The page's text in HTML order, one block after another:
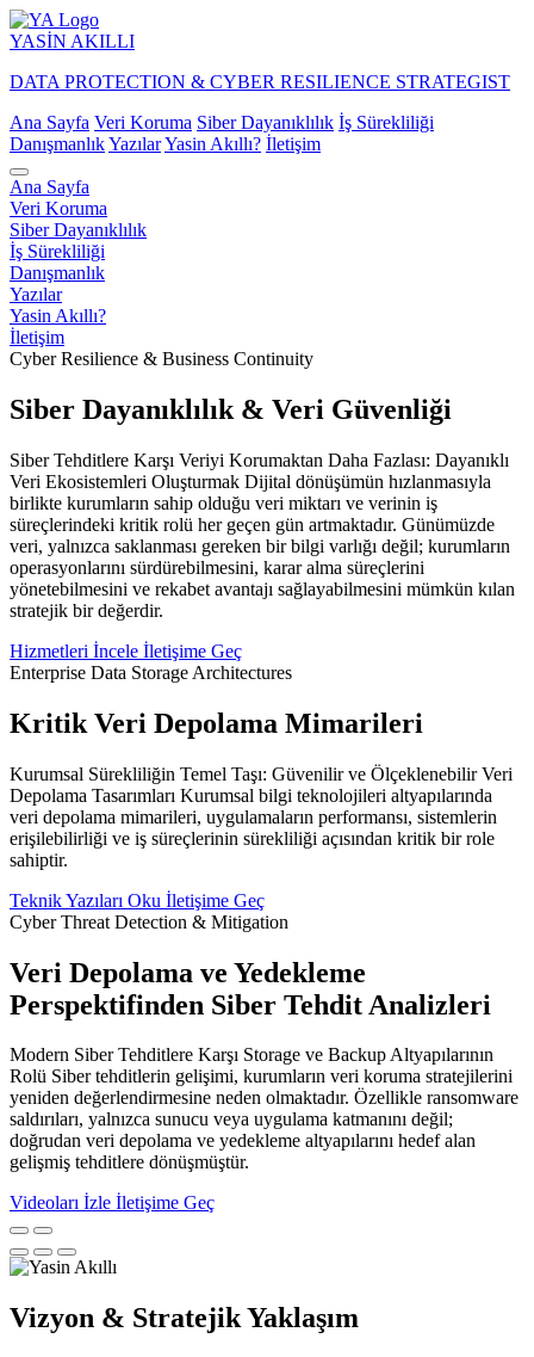
YASİN AKILLI
DATA PROTECTION & CYBER RESILIENCE STRATEGIST
Ana Sayfa Veri Koruma Siber Dayanıklılık İş Sürekliliği
DanışmanlıkYazılarYasin Akıllı? İletişim
Ana Sayfa
Veri Koruma
Siber Dayanıklılık
İş Sürekliliği
Danışmanlık
Yazılar
Yasin Akıllı?
İletişim
Cyber Resilience & Business Continuity
Siber Dayanıklılık & Veri Güvenliği
Siber Tehditlere Karşı Veriyi Korumaktan Daha Fazlası: Dayanıklı
Veri Ekosistemleri Oluşturmak Dijital dönüşümün hızlanmasıyla
birlikte kurumların sahip olduğu veri miktarı ve verinin iş
süreçlerindeki kritik rolü her geçen gün artmaktadır. Günümüzde
veri, yalnızca saklanması gereken bir bilgi varlığı değil; kurumların
operasyonlarını sürdürebilmesini, karar alma süreçlerini
yönetebilmesini ve rekabet avantajı sağlayabilmesini mümkün kılan
stratejik bir değerdir.
Hizmetleri İncele İletişime Geç
Enterprise Data Storage Architectures
Kritik Veri Depolama Mimarileri
Kurumsal Sürekliliğin Temel Taşı: Güvenilir ve Ölçeklenebilir Veri
Depolama Tasarımları Kurumsal bilgi teknolojileri altyapılarında
veri depolama mimarileri, uygulamaların performansı, sistemlerin
erişilebilirliği ve iş süreçlerinin sürekliliği açısından kritik bir role
sahiptir.
Teknik Yazıları Oku İletişime Geç
Cyber Threat Detection & Mitigation
Veri Depolama ve Yedekleme
Perspektifinden Siber Tehdit Analizleri
Modern Siber Tehditlere Karşı Storage ve Backup Altyapılarının
Rolü Siber tehditlerin gelişimi, kurumların veri koruma stratejilerini
yeniden değerlendirmesine neden olmaktadır. Özellikle ransomware
saldırıları, yalnızca sunucu veya uygulama katmanını değil;
doğrudan veri depolama ve yedekleme altyapılarını hedef alan
gelişmiş tehditlere dönüşmüştür.
Videoları İzle İletişime Geç
Vizyon & Stratejik Yaklaşım